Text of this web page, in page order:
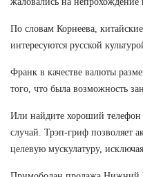
По словам Корнеева,
интересуются русской
Франк в качестве валюты
того, что была возможность
Или найдите хороший
случай. Трэп-гриф позволяет
целевую мускулатуру,